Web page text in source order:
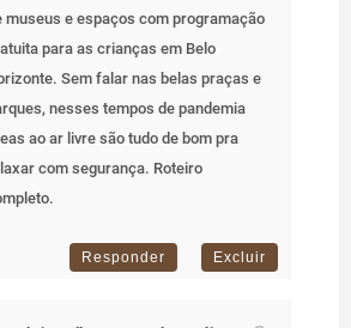
museus e espaços com programação
para as crianças em Belo
Sem falar nas belas praças e
nesses tempos de pandemia
ao ar livre são tudo de bom pra
com segurança. Roteiro
Responder Excluir